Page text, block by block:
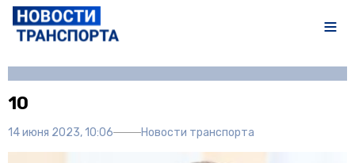
10
14 июня 2023, 10:06 Новости транспорта